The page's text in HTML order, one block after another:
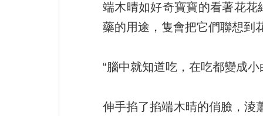
端木晴如好奇寶寶的看著花
藥的用途，隻會把它們聯想到
“腦中就知道吃，在吃都變成小
伸手掐了掐端木晴的俏臉，淩